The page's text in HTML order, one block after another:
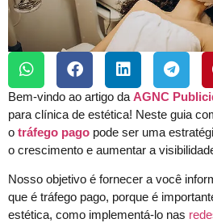
Bem-vindo ao artigo da AGNC
para clínica de estética! Neste guia
o tráfego pago pode ser uma
o crescimento e aumentar a
Nosso objetivo é fornecer a você
que é tráfego pago, porque é
estética, como implementá-lo nas